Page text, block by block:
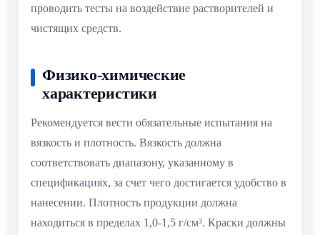
проводить тесты на воздействие растворителей и
чистящих средств.
Физико-химические
характеристики
Рекомендуется вести обязательные испытания на
вязкость и плотность. Вязкость должна
соответствовать диапазону, указанному в
спецификациях, за счет чего достигается удобство в
нанесении. Плотность продукции должна
находиться в пределах 1,0-1,5 г/см³. Краски должны